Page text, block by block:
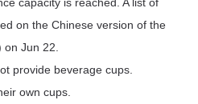
on the Chinese version of the
Jun 22.
provide beverage cups.
own cups.